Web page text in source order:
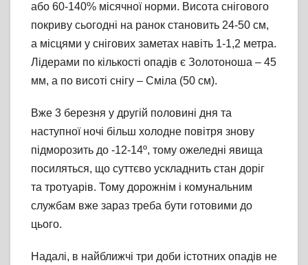
або 60-140% місячної норми. Висота снігового
покриву сьогодні на ранок становить 24-50 см,
а місцями у снігових заметах навіть 1-1,2 метра.
Лідерами по кількості опадів є Золотоноша – 45
мм, а по висоті снігу – Сміла (50 см).
Вже 3 березня у другій половині дня та
наступної ночі більш холодне повітря знову
підморозить до -12-14º, тому ожеледні явища
посиляться, що суттєво ускладнить стан доріг
та тротуарів. Тому дорожнім і комунальним
службам вже зараз треба бути готовими до
цього.
Надалі, в найближчі три доби істотних опадів не